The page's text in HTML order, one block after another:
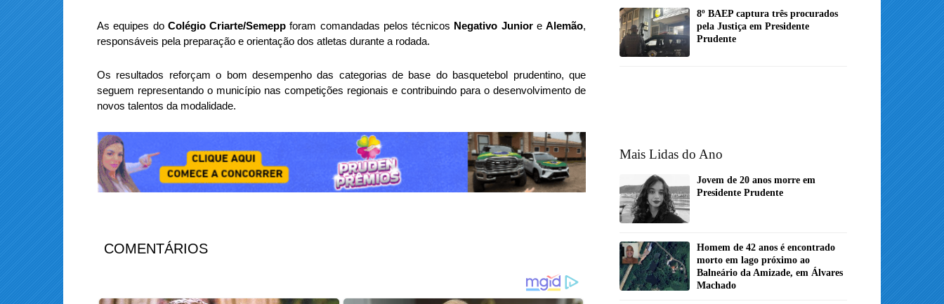
As equipes do Colégio Criarte/Semepp foram comandadas pelos técnicos Negativo Juniore Alemão,
responsáveis pela preparação e orientação dos atletas durante a rodada.
Os resultados reforçam o bom desempenho das categorias de base do basquetebol prudentino, que
seguem representando o município nas competições regionais e contribuindo para o desenvolvimento de
novos talentos da modalidade.
COMENTÁRIOS
8º BAEP captura três procurados
pela Justiça em Presidente
Prudente
Mais Lidas do Ano
Jovem de 20 anos morre em
Presidente Prudente
Homem de 42 anos é encontrado
morto em lago próximo ao
Balneário da Amizade, em Álvares
Machado